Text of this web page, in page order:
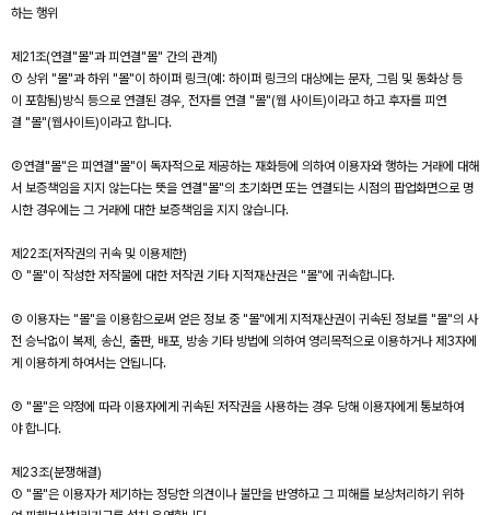
하는 행위
제21조(연결"몰"과 피연결"몰" 간의 관계)
① 상위 "몰"과 하위 "몰"이 하이퍼 링크(예: 하이퍼 링크의 대상에는 문자, 그림 및 동화상 등
이 포함됨)방식 등으로 연결된 경우, 전자를 연결 "몰"(웹 사이트)이라고 하고 후자를 피연
결 "몰"(웹사이트)이라고 합니다.
②연결"몰"은 피연결"몰"이 독자적으로 제공하는 재화등에 의하여 이용자와 행하는 거래에 대해
서 보증책임을 지지 않는다는 뜻을 연결"몰"의 초기화면 또는 연결되는 시점의 팝업화면으로 명
시한 경우에는 그 거래에 대한 보증책임을 지지 않습니다.
제22조(저작권의 귀속 및 이용제한)
① "몰"이 작성한 저작물에 대한 저작권 기타 지적재산권은 "몰"에 귀속합니다.
② 이용자는 "몰"을 이용함으로써 얻은 정보 중 "몰"에게 지적재산권이 귀속된 정보를 "몰"의 사
전 승낙없이 복제, 송신, 출판, 배포, 방송 기타 방법에 의하여 영리목적으로 이용하거나 제3자에
게 이용하게 하여서는 안됩니다.
③ "몰"은 약정에 따라 이용자에게 귀속된 저작권을 사용하는 경우 당해 이용자에게 통보하여
야 합니다.
제23조(분쟁해결)
① "몰"은 이용자가 제기하는 정당한 의견이나 불만을 반영하고 그 피해를 보상처리하기 위하